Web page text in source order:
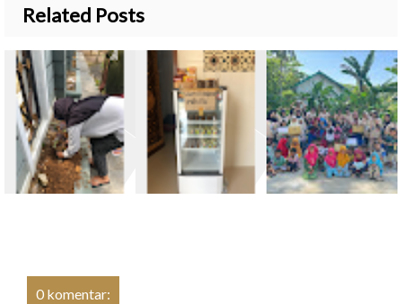
Related Posts
0 komentar: